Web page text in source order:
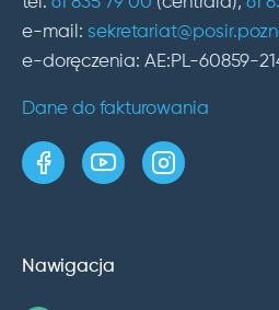
e-mail:
e-doręczenia: AE:PL-60859-
Dane do fakturowania
strona w serwisie
kanał wprofil w
Nawigacja